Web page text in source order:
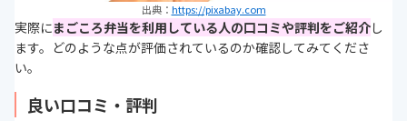
出典： https://pixabay.com
実際にまごころ弁当を利用している人の口コミや評判をご紹介し
ます。どのような点が評価されているのか確認してみてくださ
い。
良い口コミ・評判